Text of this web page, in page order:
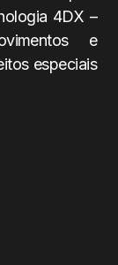
4DX –
e
especiais